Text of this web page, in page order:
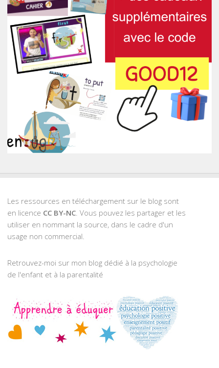
Les ressources en téléchargement sur le blog sont
en licence CC BY-NC. Vous pouvez les partager et les
utiliser en nommant la source, dans le cadre d'un
usage non commercial.
Retrouvez-moi sur mon blog dédié à la psychologie
de l'enfant et à la parentalité